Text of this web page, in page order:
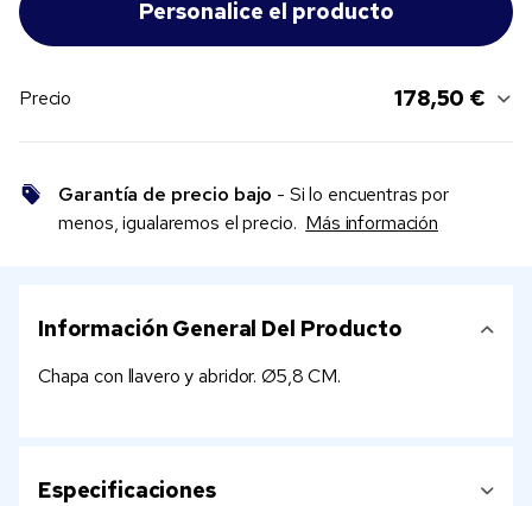
Precio 178,50 €
Garantía de precio bajo - Si lo encuentras por
menos, igualaremos el precio. Más información
Información General Del Producto
Chapa con llavero y abridor. Ø5,8 CM.
Especificaciones